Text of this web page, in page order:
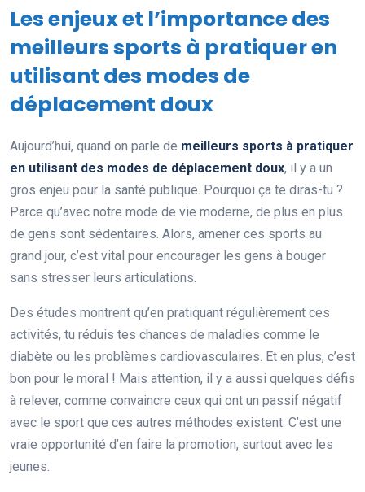
Les enjeux et l’importance des
meilleurs sports à pratiquer en
utilisant des modes de
déplacement doux
Aujourd’hui, quand on parle de meilleurs sports à pratiquer
en utilisant des modes de déplacement doux, il y a un
gros enjeu pour la santé publique. Pourquoi ça te diras-tu ?
Parce qu’avec notre mode de vie moderne, de plus en plus
de gens sont sédentaires. Alors, amener ces sports au
grand jour, c’est vital pour encourager les gens à bouger
sans stresser leurs articulations.
Des études montrent qu’en pratiquant régulièrement ces
activités, tu réduis tes chances de maladies comme le
diabète ou les problèmes cardiovasculaires. Et en plus, c’est
bon pour le moral ! Mais attention, il y a aussi quelques défis
à relever, comme convaincre ceux qui ont un passif négatif
avec le sport que ces autres méthodes existent. C’est une
vraie opportunité d’en faire la promotion, surtout avec les
jeunes.